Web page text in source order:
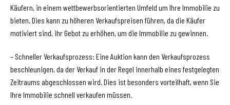
Käufern, in einem wettbewerbsorientierten Umfeld um Ihre Immobilie zu
bieten. Dies kann zu höheren Verkaufspreisen führen, da die Käufer
motiviert sind, ihr Gebot zu erhöhen, um die Immobilie zu gewinnen.
– Schneller Verkaufsprozess: Eine Auktion kann den Verkaufsprozess
beschleunigen, da der Verkauf in der Regel innerhalb eines festgelegten
Zeitraums abgeschlossen wird. Dies ist besonders vorteilhaft, wenn Sie
Ihre Immobilie schnell verkaufen müssen.